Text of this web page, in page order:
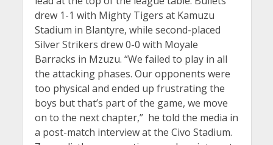
drew 1-1 with Mighty Tigers at Kamuzu
Stadium in Blantyre, while second-placed
Silver Strikers drew 0-0 with Moyale
Barracks in Mzuzu. “We failed to play in all
the attacking phases. Our opponents were
too physical and ended up frustrating the
boys but that’s part of the game, we move
on to the next chapter,” he told the media in
a post-match interview at the Civo Stadium.